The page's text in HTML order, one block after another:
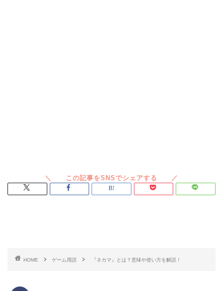
HOME ゲーム用語 『ネカマ』とは？意味や使い方を解説！